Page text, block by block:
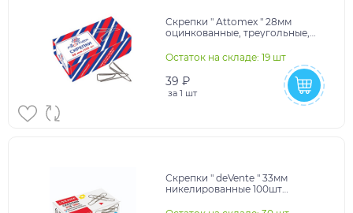
Скрепки " Attomex " 28мм
оцинкованные, треугольные,
10702070/021225/542147
Остаток на складе: 19 шт
39 ₽
за 1 шт
Скрепки " deVente " 33мм
никелированные 100шт